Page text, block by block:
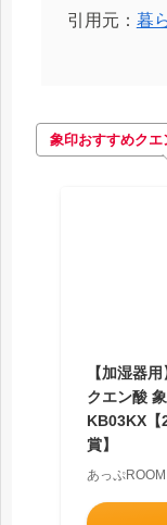
引用元： 暮
象印おすすめクエ
【加湿器
クエン酸
KB03KX【
賞】
あっぷROOM